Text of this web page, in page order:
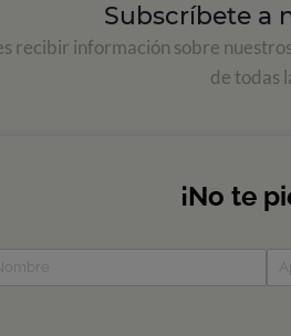
Subscríbete a
recibir información sobre
de todas